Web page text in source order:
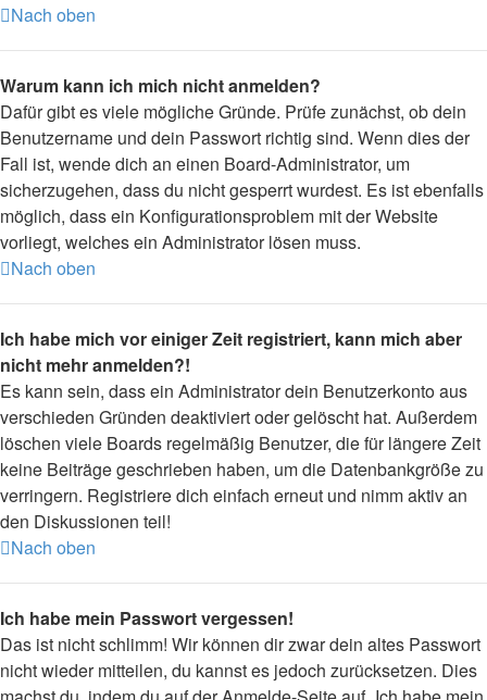
Nach oben
Warum kann ich mich nicht anmelden?
Dafür gibt es viele mögliche Gründe. Prüfe zunächst, ob dein
Benutzername und dein Passwort richtig sind. Wenn dies der
Fall ist, wende dich an einen Board-Administrator, um
sicherzugehen, dass du nicht gesperrt wurdest. Es ist ebenfalls
möglich, dass ein Konfigurationsproblem mit der Website
vorliegt, welches ein Administrator lösen muss.
Nach oben
Ich habe mich vor einiger Zeit registriert, kann mich aber
nicht mehr anmelden?!
Es kann sein, dass ein Administrator dein Benutzerkonto aus
verschieden Gründen deaktiviert oder gelöscht hat. Außerdem
löschen viele Boards regelmäßig Benutzer, die für längere Zeit
keine Beiträge geschrieben haben, um die Datenbankgröße zu
verringern. Registriere dich einfach erneut und nimm aktiv an
den Diskussionen teil!
Nach oben
Ich habe mein Passwort vergessen!
Das ist nicht schlimm! Wir können dir zwar dein altes Passwort
nicht wieder mitteilen, du kannst es jedoch zurücksetzen. Dies